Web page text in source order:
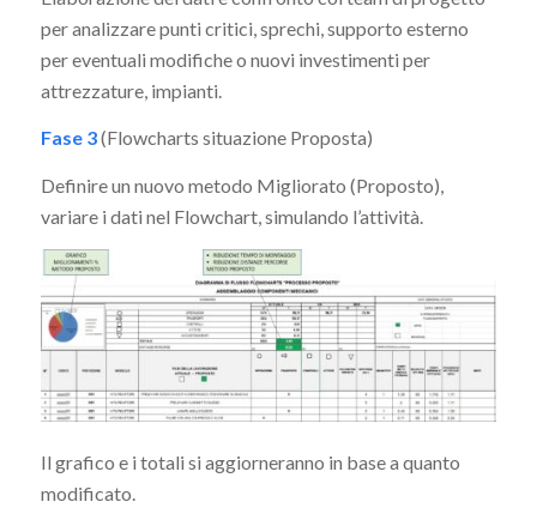
per analizzare punti critici, sprechi, supporto esterno
per eventuali modifiche o nuovi investimenti per
attrezzature, impianti.
Fase 3(Flowcharts situazione Proposta)
Definire un nuovo metodo Migliorato (Proposto),
variare i dati nel Flowchart, simulando l’attività.
Il grafico e i totali si aggiorneranno in base a quanto
modificato.